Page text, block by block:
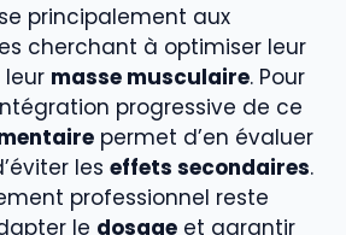
principalement aux
cherchant à optimiser leur
leur masse musculaire. Pour
progressive de ce
permet d’en évaluer
les effets secondaires.
professionnel reste
le dosage et garantir